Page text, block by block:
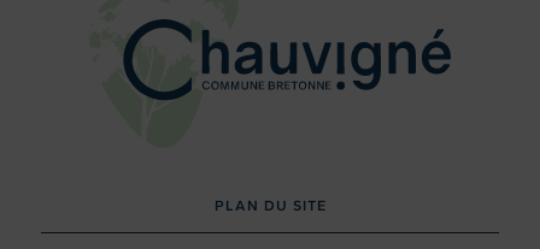
PLAN DU SITE